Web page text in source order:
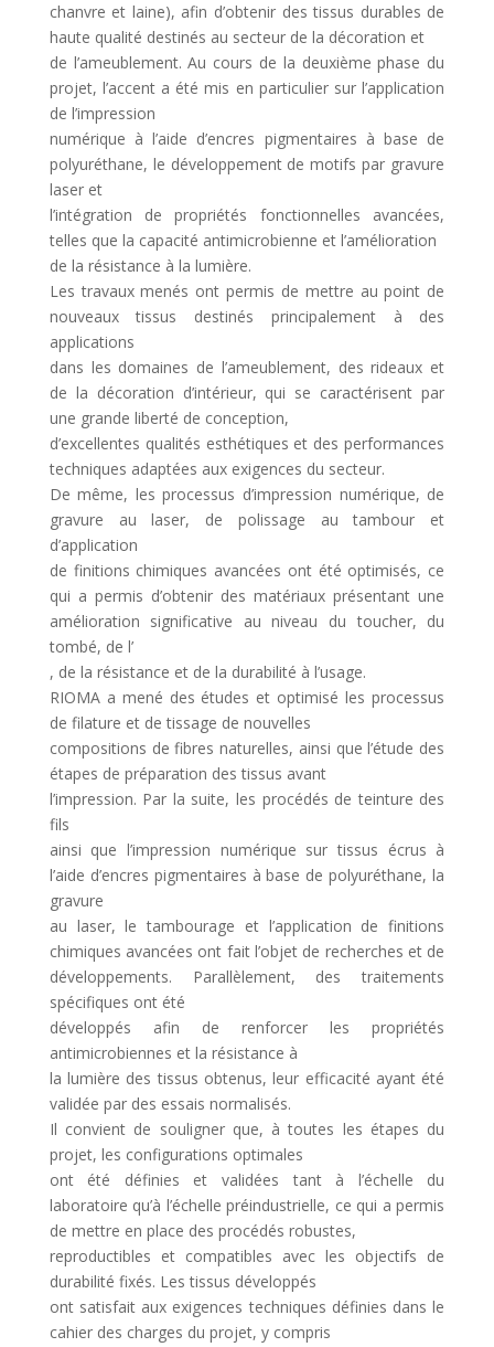
chanvre et laine), afin d’obtenir des tissus durables de
haute qualité destinés au secteur de la décoration et
de l’ameublement. Au cours de la deuxième phase du
projet, l’accent a été mis en particulier sur l’application
de l’impression
numérique à l’aide d’encres pigmentaires à base de
polyuréthane, le développement de motifs par gravure
laser et
l’intégration de propriétés fonctionnelles avancées,
telles que la capacité antimicrobienne et l’amélioration
de la résistance à la lumière.
Les travaux menés ont permis de mettre au point de
nouveaux tissus destinés principalement à des
applications
dans les domaines de l’ameublement, des rideaux et
de la décoration d’intérieur, qui se caractérisent par
une grande liberté de conception,
d’excellentes qualités esthétiques et des performances
techniques adaptées aux exigences du secteur.
De même, les processus d’impression numérique, de
gravure au laser, de polissage au tambour et
d’application
de finitions chimiques avancées ont été optimisés, ce
qui a permis d’obtenir des matériaux présentant une
amélioration significative au niveau du toucher, du
tombé, de l’
, de la résistance et de la durabilité à l’usage.
RIOMA a mené des études et optimisé les processus
de filature et de tissage de nouvelles
compositions de fibres naturelles, ainsi que l’étude des
étapes de préparation des tissus avant
l’impression. Par la suite, les procédés de teinture des
fils
ainsi que l’impression numérique sur tissus écrus à
l’aide d’encres pigmentaires à base de polyuréthane, la
gravure
au laser, le tambourage et l’application de finitions
chimiques avancées ont fait l’objet de recherches et de
développements. Parallèlement, des traitements
spécifiques ont été
développés afin de renforcer les propriétés
antimicrobiennes et la résistance à
la lumière des tissus obtenus, leur efficacité ayant été
validée par des essais normalisés.
Il convient de souligner que, à toutes les étapes du
projet, les configurations optimales
ont été définies et validées tant à l’échelle du
laboratoire qu’à l’échelle préindustrielle, ce qui a permis
de mettre en place des procédés robustes,
reproductibles et compatibles avec les objectifs de
durabilité fixés. Les tissus développés
ont satisfait aux exigences techniques définies dans le
cahier des charges du projet, y compris